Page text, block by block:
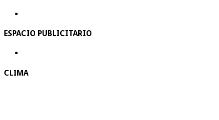
ESPACIO PUBLICITARIO
CLIMA